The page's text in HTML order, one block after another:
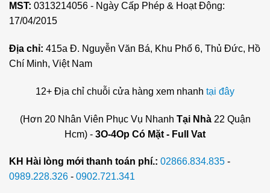
MST: 0313214056 - Ngày Cấp Phép & Hoạt Động:
17/04/2015
Địa chỉ: 415a Đ. Nguyễn Văn Bá, Khu Phố 6, Thủ Đức, Hồ
Chí Minh, Việt Nam
12+ Địa chỉ chuỗi cửa hàng xem nhanh tại đây
(Hơn 20 Nhân Viên Phục Vụ Nhanh Tại Nhà22 Quận
Hcm) - 3O-4Op Có Mặt - Full Vat
KH Hài lòng mới thanh toán phí.: 02866.834.835 -
0989.228.326 - 0902.721.341